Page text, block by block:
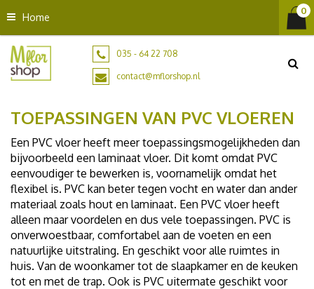
n
Home
035 - 64 22 708
contact@mflorshop.nl
TOEPASSINGEN VAN PVC VLOEREN
Een PVC vloer heeft meer toepassingsmogelijkheden dan
bijvoorbeeld een laminaat vloer. Dit komt omdat PVC
eenvoudiger te bewerken is, voornamelijk omdat het
flexibel is. PVC kan beter tegen vocht en water dan ander
materiaal zoals hout en laminaat. Een PVC vloer heeft
alleen maar voordelen en dus vele toepassingen. PVC is
onverwoestbaar, comfortabel aan de voeten en een
natuurlijke uitstraling. En geschikt voor alle ruimtes in
huis. Van de woonkamer tot de slaapkamer en de keuken
tot en met de trap. Ook is PVC uitermate geschikt voor